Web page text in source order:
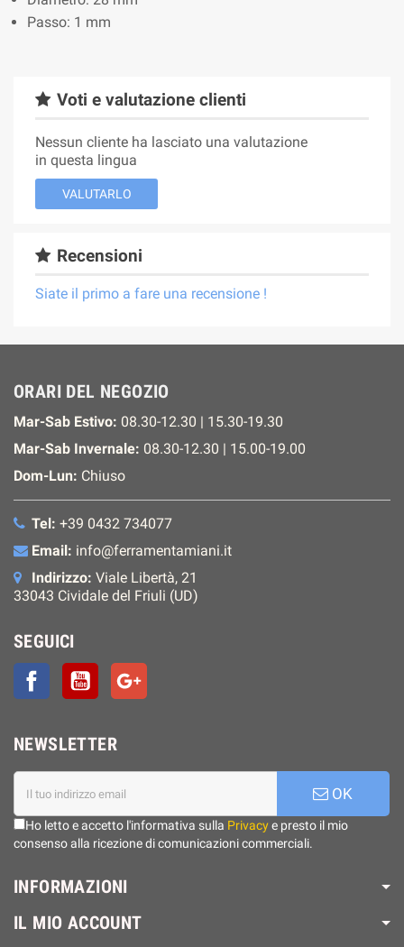
Passo: 1 mm
Voti e valutazione clienti
Nessun cliente ha lasciato una valutazione
in questa lingua
VALUTARLO
Recensioni
Siate il primo a fare una recensione !
ORARI DEL NEGOZIO
Mar-Sab Estivo: 08.30-12.30 | 15.30-19.30
Mar-Sab Invernale: 08.30-12.30 | 15.00-19.00
Dom-Lun: Chiuso
Tel: +39 0432 734077
Email: info@ferramentamiani.it
Indirizzo: Viale Libertà, 21
33043 Cividale del Friuli (UD)
SEGUICI
FacebookYouTube
NEWSLETTER
OK
Ho letto e accetto l'informativa sulla Privacye presto il mio
consenso alla ricezione di comunicazioni commerciali.
INFORMAZIONI
IL MIO ACCOUNT